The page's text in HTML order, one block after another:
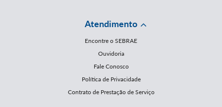
Atendimento
Encontre o SEBRAE
Ouvidoria
Fale Conosco
Política de Privacidade
Contrato de Prestação de Serviço